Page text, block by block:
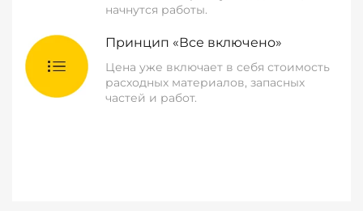
начнутся работы.
Принцип «Все включено»
Цена уже включает в себя стоимость
расходных материалов, запасных
частей и работ.